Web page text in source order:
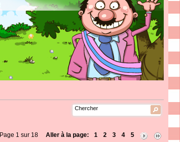
Page 1 sur 18 Aller à la page: 1 2 3 4 5